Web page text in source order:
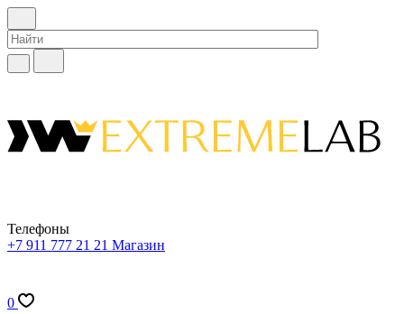
Телефоны
+7 911 777 21 21 Магазин
0